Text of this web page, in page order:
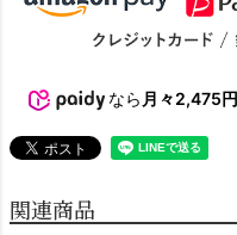
なら 月々2,475円
関連商品